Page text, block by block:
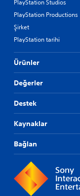
PlayStation Studios
PlayStation Productions
Şirket
PlayStation tarihi
Ürünler
Değerler
Destek
Kaynaklar
Bağlan